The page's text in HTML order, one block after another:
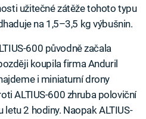
užitečné zátěže tohoto typu
na 1,5–3,5 kg výbušnin.
600 původně začala
koupila firma Anduril
i miniaturní drony
ALTIUS-600 zhruba poloviční
2 hodiny. Naopak ALTIUS-